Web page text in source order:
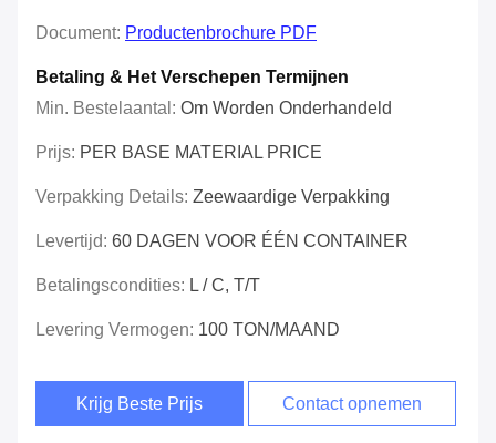
Document: Productenbrochure PDF
Betaling & Het Verschepen Termijnen
Min. Bestelaantal: Om Worden Onderhandeld
Prijs: PER BASE MATERIAL PRICE
Verpakking Details: Zeewaardige Verpakking
Levertijd: 60 DAGEN VOOR ÉÉN CONTAINER
Betalingscondities: L / C, T/T
Levering Vermogen: 100 TON/MAAND
Krijg Beste Prijs Contact opnemen